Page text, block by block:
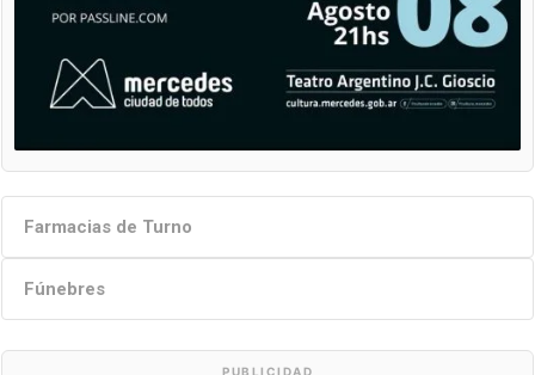
Farmacias de Turno
Fúnebres
PUBLICIDAD